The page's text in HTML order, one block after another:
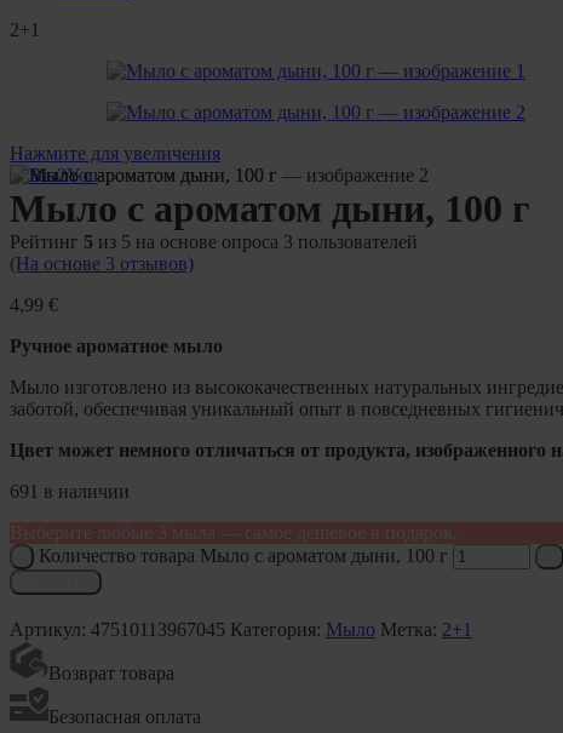
2+1
Нажмите для увеличения
Мыло с ароматом дыни, 100 г
Рейтинг 5 из 5 на основе опроса 3 пользователей
(На основе 3 отзывов)
4,99 €
Ручное ароматное мыло
Мыло изготовлено из высококачественных натуральных
заботой, обеспечивая уникальный опыт в повседневных
Цвет может немного отличаться от продукта, изображенного
691 в наличии
Выберите любые 3 мыла — самое дешевое в подарок.
Количество товара Мыло с ароматом дыни, 100 г
Артикул: 47510113967045 Категория: Мыло Метка: 2+1
Возврат товара
Безопасная оплата